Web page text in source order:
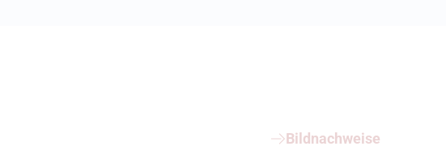
Bildnachweise